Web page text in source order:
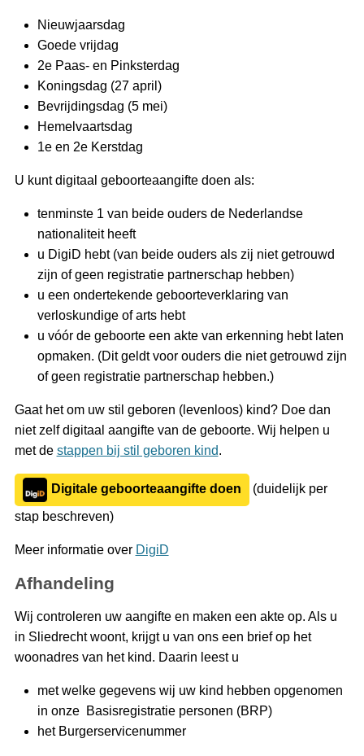
Nieuwjaarsdag
Goede vrijdag
2e Paas- en Pinksterdag
Koningsdag (27 april)
Bevrijdingsdag (5 mei)
Hemelvaartsdag
1e en 2e Kerstdag
U kunt digitaal geboorteaangifte doen als:
tenminste 1 van beide ouders de Nederlandse
nationaliteit heeft
u DigiD hebt (van beide ouders als zij niet getrouwd
zijn of geen registratie partnerschap hebben)
u een ondertekende geboorteverklaring van
verloskundige of arts hebt
u vóór de geboorte een akte van erkenning hebt laten
opmaken. (Dit geldt voor ouders die niet getrouwd zijn
of geen registratie partnerschap hebben.)
Gaat het om uw stil geboren (levenloos) kind? Doe dan
niet zelf digitaal aangifte van de geboorte. Wij helpen u
met de stappen bij stil geboren kind.
Digitale geboorteaangifte doen
(duidelijk per
stap beschreven)
Meer informatie over DigiD
Afhandeling
Wij controleren uw aangifte en maken een akte op. Als u
in Sliedrecht woont, krijgt u van ons een brief op het
woonadres van het kind. Daarin leest u
met welke gegevens wij uw kind hebben opgenomen
in onze Basisregistratie personen (BRP)
het Burgerservicenummer